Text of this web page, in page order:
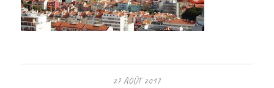
27 AOÛT 2017